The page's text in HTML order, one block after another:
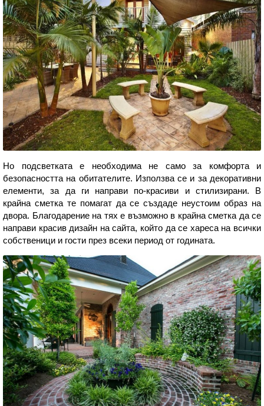
Но подсветката е необходима не само за комфорта и
безопасността на обитателите. Използва се и за декоративни
елементи, за да ги направи по-красиви и стилизирани. В
крайна сметка те помагат да се създаде неустоим образ на
двора. Благодарение на тях е възможно в крайна сметка да се
направи красив дизайн на сайта, който да се хареса на всички
собственици и гости през всеки период от годината.